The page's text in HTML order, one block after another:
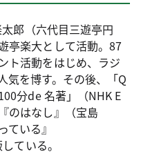
郎（六代目三遊亭円
亭楽大として活動。87
ト活動をはじめ、ラジ
気を博す。その後、「Q
分de 名著」（NHK E
のはなし』（宝島
いる』
ている。